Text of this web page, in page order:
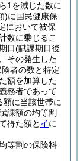
1を減じた数に
)に国民健康保
において被保
数に乗じるこ
日(賦課期日後
その発生した
者の数と特定
額を加算した
務者であって
額に当該世帯に
課額の均等割
得た額と イに
等割の保険料